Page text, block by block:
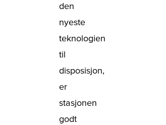
den
nyeste
teknologien
til
disposisjon,
er
stasjonen
godt